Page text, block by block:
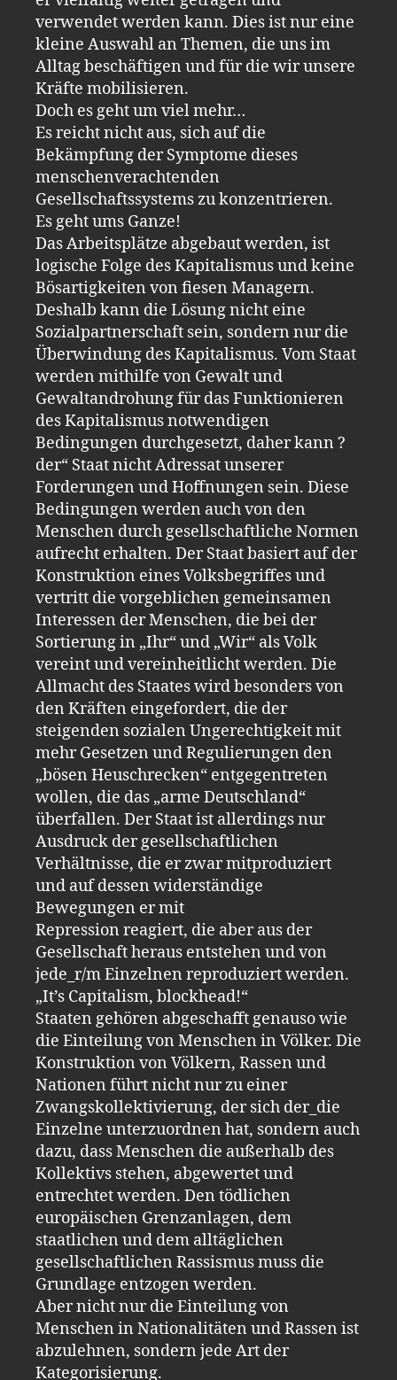
verwendet werden kann. Dies ist nur eine
kleine Auswahl an Themen, die uns im
Alltag beschäftigen und für die wir unsere
Kräfte mobilisieren.
Doch es geht um viel mehr…
Es reicht nicht aus, sich auf die
Bekämpfung der Symptome dieses
menschenverachtenden
Gesellschaftssystems zu konzentrieren.
Es geht ums Ganze!
Das Arbeitsplätze abgebaut werden, ist
logische Folge des Kapitalismus und keine
Bösartigkeiten von fiesen Managern.
Deshalb kann die Lösung nicht eine
Sozialpartnerschaft sein, sondern nur die
Überwindung des Kapitalismus. Vom Staat
werden mithilfe von Gewalt und
Gewaltandrohung für das Funktionieren
des Kapitalismus notwendigen
Bedingungen durchgesetzt, daher kann ?
der“ Staat nicht Adressat unserer
Forderungen und Hoffnungen sein. Diese
Bedingungen werden auch von den
Menschen durch gesellschaftliche Normen
aufrecht erhalten. Der Staat basiert auf der
Konstruktion eines Volksbegriffes und
vertritt die vorgeblichen gemeinsamen
Interessen der Menschen, die bei der
Sortierung in „Ihr“ und „Wir“ als Volk
vereint und vereinheitlicht werden. Die
Allmacht des Staates wird besonders von
den Kräften eingefordert, die der
steigenden sozialen Ungerechtigkeit mit
mehr Gesetzen und Regulierungen den
„bösen Heuschrecken“ entgegentreten
wollen, die das „arme Deutschland“
überfallen. Der Staat ist allerdings nur
Ausdruck der gesellschaftlichen
Verhältnisse, die er zwar mitproduziert
und auf dessen widerständige
Bewegungen er mit
Repression reagiert, die aber aus der
Gesellschaft heraus entstehen und von
jede_r/m Einzelnen reproduziert werden.
„It’s Capitalism, blockhead!“
Staaten gehören abgeschafft genauso wie
die Einteilung von Menschen in Völker. Die
Konstruktion von Völkern, Rassen und
Nationen führt nicht nur zu einer
Zwangskollektivierung, der sich der_die
Einzelne unterzuordnen hat, sondern auch
dazu, dass Menschen die außerhalb des
Kollektivs stehen, abgewertet und
entrechtet werden. Den tödlichen
europäischen Grenzanlagen, dem
staatlichen und dem alltäglichen
gesellschaftlichen Rassismus muss die
Grundlage entzogen werden.
Aber nicht nur die Einteilung von
Menschen in Nationalitäten und Rassen ist
abzulehnen, sondern jede Art der
Kategorisierung.